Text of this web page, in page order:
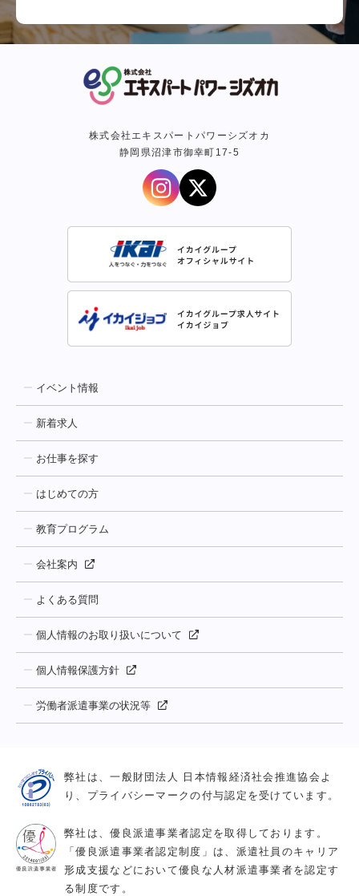
株式会社エキスパートパワーシズオカ
静岡県沼津市御幸町17-5
イベント情報
新着求人
お仕事を探す
はじめての方
教育プログラム
会社案内
よくある質問
個人情報のお取り扱いについて
個人情報保護方針
労働者派遣事業の状況等
弊社は、一般財団法人 日本情報経済社会推進協会よ
り、プライバシーマークの付与認定を受けています。
弊社は、優良派遣事業者認定を取得しております。
「優良派遣事業者認定制度」は、派遣社員のキャリア
形成支援などにおいて優良な人材派遣事業者を認定す
る制度です。